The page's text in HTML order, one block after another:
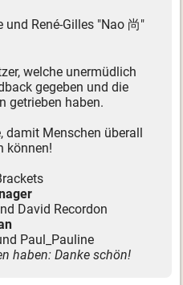
René-Gilles "Nao 尚"
welche unermüdlich
gegeben und die
getrieben haben.
damit Menschen überall
können!
David Recordon
Paul_Pauline
haben: Danke schön!